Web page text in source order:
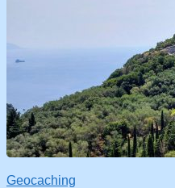
Geocaching